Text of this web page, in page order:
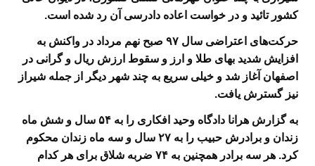
کشور تائید و در خواست اعاده دادرسی آن رد شده است.
حرکت‌های اعتراضی سال
۹۷ صبح نهم مرداد در واکنش به
افزایش شدید بهای طلا و ارز و سقوط ارزش ریال و گرانی در
اصفهان آغاز شد و خیلی سریع به چند شهر دیگر از جمله شیراز
نیز گسترش یافت.
به گزارش هرانا دادگاه وحید افکاری را به
۵۴ سال و شش ماه
زندان و برادرش حبیب را به
۲۷ سال و سه ماه زندان محکوم
کرد. هر سه برادر همچنین به ۷۴ ضربه شلاق برای هر کدام